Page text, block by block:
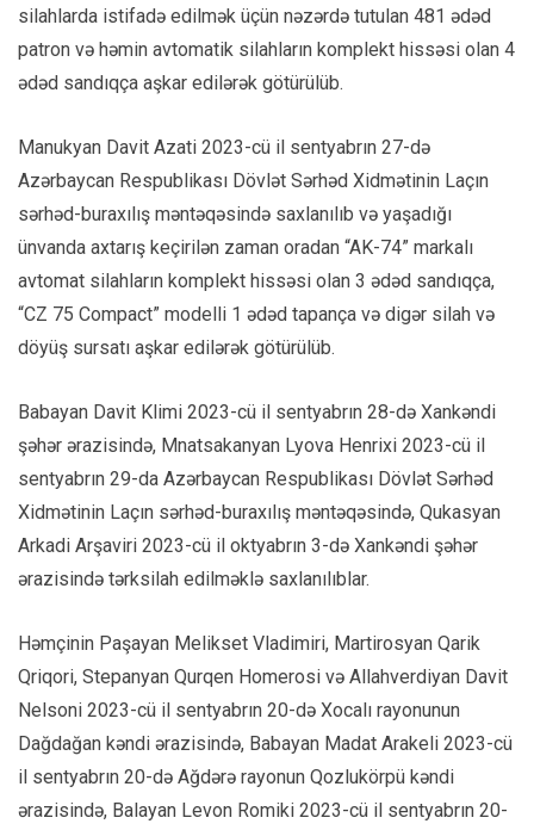
silahlarda istifadə edilmək üçün nəzərdə tutulan 481 ədəd
patron və həmin avtomatik silahların komplekt hissəsi olan 4
ədəd sandıqça aşkar edilərək götürülüb.
Manukyan Davit Azati 2023-cü il sentyabrın 27-də
Azərbaycan Respublikası Dövlət Sərhəd Xidmətinin Laçın
sərhəd-buraxılış məntəqəsində saxlanılıb və yaşadığı
ünvanda axtarış keçirilən zaman oradan “AK-74” markalı
avtomat silahların komplekt hissəsi olan 3 ədəd sandıqça,
“CZ 75 Compact” modelli 1 ədəd tapança və digər silah və
döyüş sursatı aşkar edilərək götürülüb.
Babayan Davit Klimi 2023-cü il sentyabrın 28-də Xankəndi
şəhər ərazisində, Mnatsakanyan Lyova Henrixi 2023-cü il
sentyabrın 29-da Azərbaycan Respublikası Dövlət Sərhəd
Xidmətinin Laçın sərhəd-buraxılış məntəqəsində, Qukasyan
Arkadi Arşaviri 2023-cü il oktyabrın 3-də Xankəndi şəhər
ərazisində tərksilah edilməklə saxlanılıblar.
Həmçinin Paşayan Melikset Vladimiri, Martirosyan Qarik
Qriqori, Stepanyan Qurqen Homerosi və Allahverdiyan Davit
Nelsoni 2023-cü il sentyabrın 20-də Xocalı rayonunun
Dağdağan kəndi ərazisində, Babayan Madat Arakeli 2023-cü
il sentyabrın 20-də Ağdərə rayonun Qozlukörpü kəndi
ərazisində, Balayan Levon Romiki 2023-cü il sentyabrın 20-